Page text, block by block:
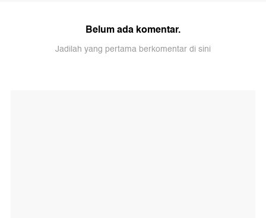
Belum ada komentar.
Jadilah yang pertama berkomentar di sini